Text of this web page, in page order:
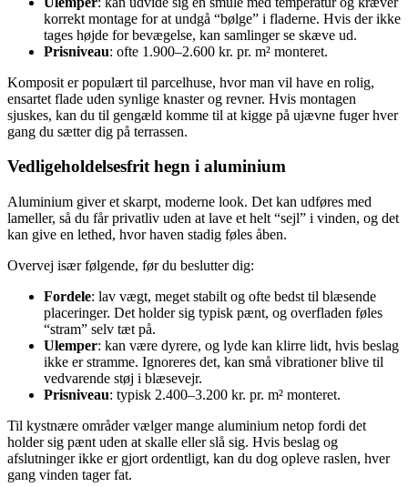
korrekt montage for at undgå “bølge” i fladerne. Hvis der ikke
tages højde for bevægelse, kan samlinger se skæve ud.
Prisniveau: ofte 1.900–2.600 kr. pr. m² monteret.
Komposit er populært til parcelhuse, hvor man vil have en rolig,
ensartet flade uden synlige knaster og revner. Hvis montagen
sjuskes, kan du til gengæld komme til at kigge på ujævne fuger hver
gang du sætter dig på terrassen.
Vedligeholdelsesfrit hegn i aluminium
Aluminium giver et skarpt, moderne look. Det kan udføres med
lameller, så du får privatliv uden at lave et helt “sejl” i vinden, og det
kan give en lethed, hvor haven stadig føles åben.
Overvej især følgende, før du beslutter dig:
Fordele: lav vægt, meget stabilt og ofte bedst til blæsende
placeringer. Det holder sig typisk pænt, og overfladen føles
“stram” selv tæt på.
Ulemper: kan være dyrere, og lyde kan klirre lidt, hvis beslag
ikke er stramme. Ignoreres det, kan små vibrationer blive til
vedvarende støj i blæsevejr.
Prisniveau: typisk 2.400–3.200 kr. pr. m² monteret.
Til kystnære områder vælger mange aluminium netop fordi det
holder sig pænt uden at skalle eller slå sig. Hvis beslag og
afslutninger ikke er gjort ordentligt, kan du dog opleve raslen, hver
gang vinden tager fat.